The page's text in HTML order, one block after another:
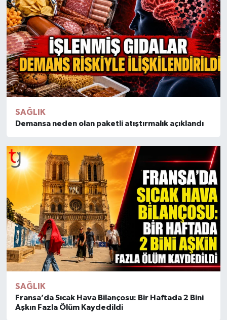
SAĞLIK
Demansa neden olan paketli atıştırmalık açıklandı
SAĞLIK
Fransa’da Sıcak Hava Bilançosu: Bir Haftada 2 Bini
Aşkın Fazla Ölüm Kaydedildi